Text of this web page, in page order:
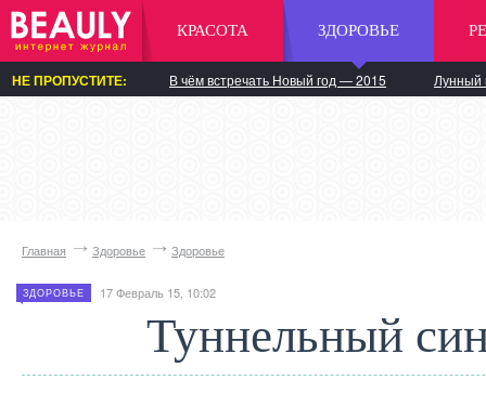
КРАСОТА ЗДОРОВЬЕ
НЕ ПРОПУСТИТЕ: В чём встречать Новый год — 2015 Лунный
Главная Здоровье Здоровье
ЗДОРОВЬЕ 17 Февраль 15, 10:02
Туннельный